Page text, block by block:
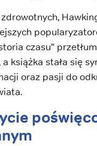
czasu”
książka stała się
oraz pasji do